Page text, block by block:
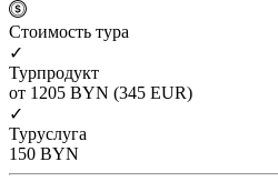
Cтоимость тура
✓
Турпродукт
от 1205 BYN (345 EUR)
✓
Туруслуга
150 BYN